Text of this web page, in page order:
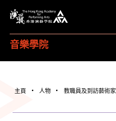
音樂學院
主頁 人物 教職員及到訪藝術家